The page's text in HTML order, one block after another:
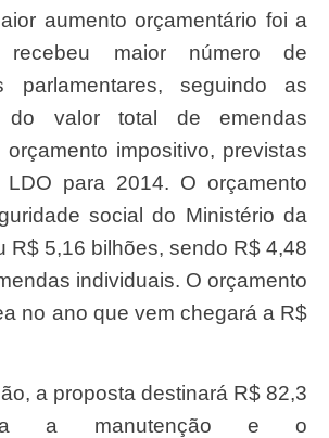
aumento orçamentário foi a
maior número de
parlamentares, seguindo as
do valor total de emendas
orçamento impositivo, previstas
para 2014. O orçamento
social do Ministério da
R$ 5,16 bilhões, sendo R$ 4,48
individuais. O orçamento
no ano que vem chegará a R$
a manutenção e o